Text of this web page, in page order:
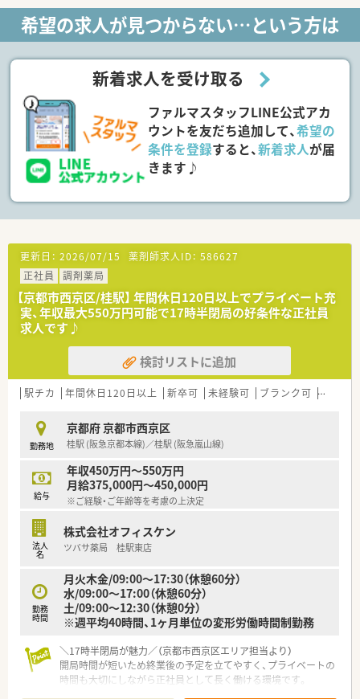
■新規開局した店舗の体制を強化するため、地域医療に貢献して
くださる方の増員募集となります
■新しい環境で、周囲のスタッフと協力しながらより良い店舗づ
プを目指す向上心のある方を歓迎します
【想定されるキャリアイメージ】
■未経験やブランクのある方でも、手厚い研修制度で安心して薬
剤師としての一歩を踏み出すことができます
■実務経験を積んだ後は、管理薬剤師やブロック長、本社スタッ
フなど多彩なキャリアパスが描けます
■年に一度、ご自身のキャリアプランや働き方の希望について上
■手厚い教育制度のもとで一から学び、薬剤師として第一線で活
躍している未経験スタートの方がいます
■産休・育休や時短勤務制度を有効に活用し、家庭とキャリアを
両立させている方が多数活躍中です
■固定の週休2日制や半日勤務を活かし、プライベートと仕事を
上手に両立させている方が活躍しています
希望の求人が見つからない…という方は
新着求人を受け取る
ファルマスタッフLINE公式アカ
ウントを友だち追加して、希望の
条件を登録すると、新着求人が届
きます♪
更新日： 2026/07/15 薬剤師求人ID： 586627
正社員
調剤薬局
【京都市西京区/桂駅】 年間休日120日以上でプライベート充
実、年収最大550万円可能で17時半閉局の好条件な正社員
求人です♪
検討リストに追加
駅チカ 年間休日120日以上 新卒可 未経験可 ブランク可 認定薬
勤務地
京都府 京都市西京区
桂駅 (阪急京都本線)／桂駅 (阪急嵐山線)
給与
年収450万円～550万円
月給375,000円～450,000円
※ご経験・ご年齢等を考慮の上決定
法人
名
株式会社オフィスケン
ツバサ薬局 桂駅東店
勤務
時間
月火木金/09:00～17:30（休憩60分）
水/09:00～17:00（休憩60分）
土/09:00～12:30（休憩0分）
※週平均40時間、1ヶ月単位の変形労働時間制勤務
＼17時半閉局が魅力／（京都市西京区エリア担当より）
開局時間が短いため終業後の予定を立てやすく、プライベートの
時間も大切にしながら正社員として長く働ける環境です。